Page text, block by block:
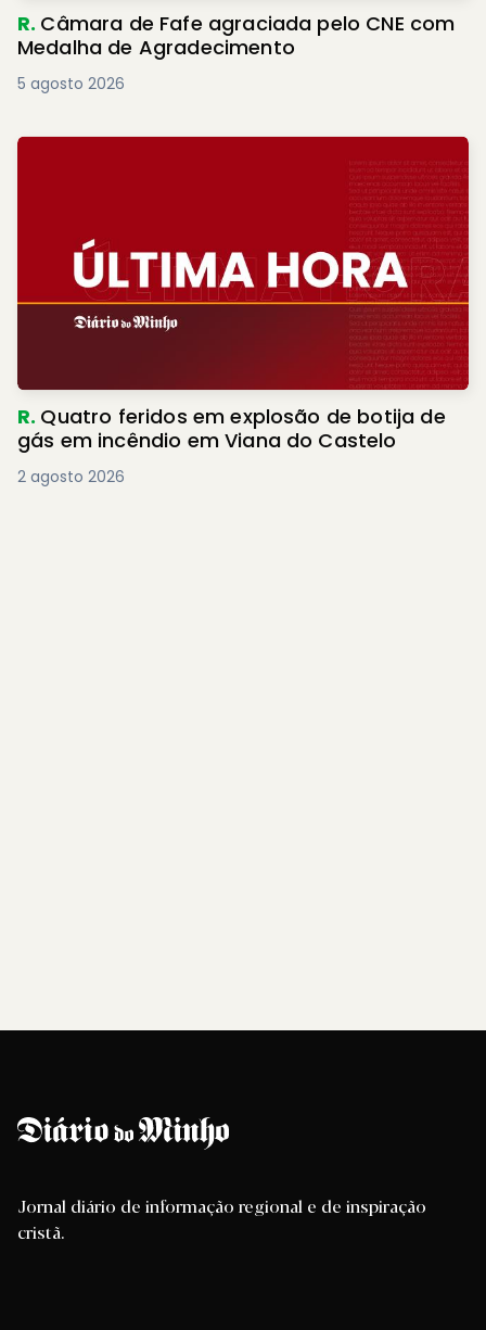
R. Câmara de Fafe agraciada pelo CNE com
Medalha de Agradecimento
5 agosto 2026
R. Quatro feridos em explosão de botija de
gás em incêndio em Viana do Castelo
2 agosto 2026
Jornal diário de informação regional e de inspiração
cristã.